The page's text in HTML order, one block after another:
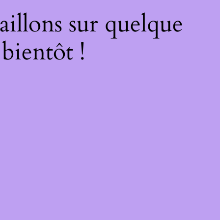
sur quelque
!